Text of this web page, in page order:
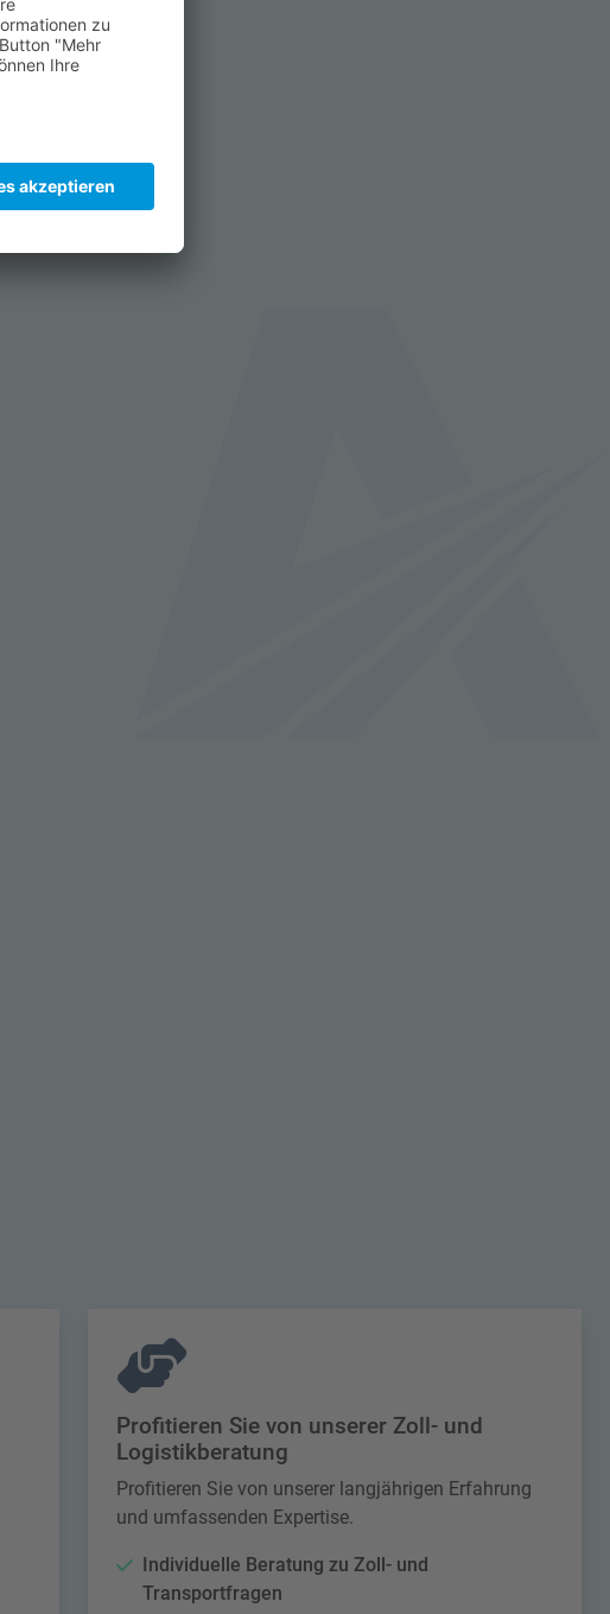
Profitieren Sie von unserer Zoll- und
Logistikberatung
Profitieren Sie von unserer langjährigen Erfahrung
und umfassenden Expertise.
Individuelle Beratung zu Zoll- und
Transportfragen